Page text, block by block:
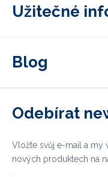
Užitečné
Blog
Odebírat
Vložte svůj e-mail a my
nových produktech na